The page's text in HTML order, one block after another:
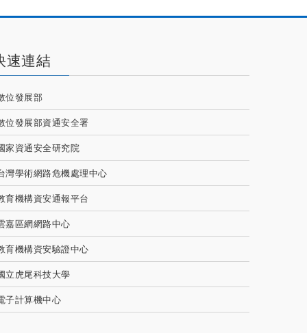
速連結
位發展部
位發展部資通安全署
家資通安全研究院
灣學術網路危機處理中心
育機構資安通報平台
嘉區網網路中心
育機構資安驗證中心
立虎尾科技大學
子計算機中心